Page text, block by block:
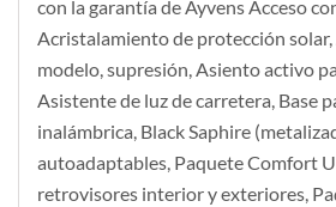
con la garantía de Ayvens Acceso
Acristalamiento de protección solar,
modelo, supresión, Asiento activo
Asistente de luz de carretera, Base
inalámbrica, Black Saphire
autoadaptables, Paquete Comfort
retrovisores interior y exteriores,